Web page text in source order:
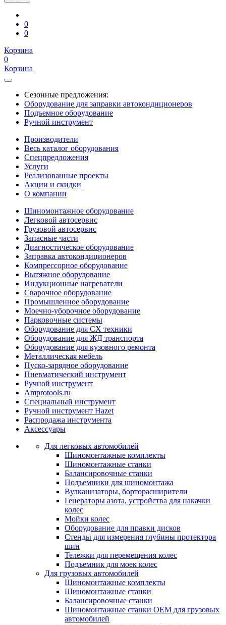
0
0
Корзина
0
Корзина
Сезонные предложения:
Оборудование для заправки автокондиционеров
Подъемное оборудование
Ручной инструмент
Производители
Весь каталог оборудования
Спецпредложения
Услуги
Реализованные проекты
Акции и скидки
О компании
Шиномонтажное оборудование
Легковой автосервис
Грузовой автосервис
Запасные части
Диагностическое оборудование
Заправка автокондиционеров
Компрессорное оборудование
Вытяжное оборудование
Индукционные нагреватели
Сварочное оборудование
Промышленное оборудование
Моечно-уборочное оборудование
Парковочные системы
Оборудование для СХ техники
Оборудование для ЖД транспорта
Оборудование для кузовного ремонта
Металлическая мебель
Пуско-зарядное оборудование
Пневматический инструмент
Ручной инструмент
Amprotools.ru
Специальный инструмент
Ручной инструмент Hazet
Распродажа инструмента
Аксессуары
Для легковых автомобилей
Шиномонтажные комплекты
Шиномонтажные станки
Балансировочные станки
Подъемники для шиномонтажа
Вулканизаторы, борторасширители
Генераторы азота, устройства для накачки
колес
Мойки колес
Оборудование для правки дисков
Стенды для измерения глубины протектора
шин
Тележки для перемещения колес
Подъемник для моек колеc
Для грузовых автомобилей
Шиномонтажные комплекты
Шиномонтажные станки
Балансировочные станки
Шиномонтажные станки ОЕМ для грузовых
автомобилей